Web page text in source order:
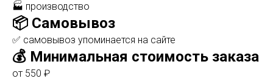
🏭 производство
📦 Самовывоз
✅ самовывоз упоминается на сайте
💰 Минимальная стоимость заказа
от 550 ₽